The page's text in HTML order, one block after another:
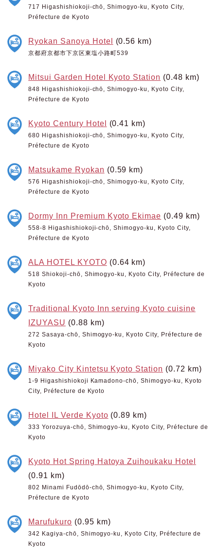
717 Higashishiokoji-chō, Shimogyo-ku, Kyoto City,
Préfecture de Kyoto
Ryokan Sanoya Hotel (0.56 km)
京都府京都市下京区東塩小路町539
Mitsui Garden Hotel Kyoto Station (0.48 km)
848 Higashishiokoji-chō, Shimogyo-ku, Kyoto City,
Préfecture de Kyoto
Kyoto Century Hotel (0.41 km)
680 Higashishiokoji-chō, Shimogyo-ku, Kyoto City,
Préfecture de Kyoto
Matsukame Ryokan (0.59 km)
576 Higashishiokoji-chō, Shimogyo-ku, Kyoto City,
Préfecture de Kyoto
Dormy Inn Premium Kyoto Ekimae (0.49 km)
558-8 Higashishiokoji-chō, Shimogyo-ku, Kyoto City,
Préfecture de Kyoto
ALA HOTEL KYOTO (0.64 km)
518 Shiokoji-chō, Shimogyo-ku, Kyoto City, Préfecture de
Kyoto
Traditional Kyoto Inn serving Kyoto cuisine
IZUYASU (0.88 km)
272 Sasaya-chō, Shimogyo-ku, Kyoto City, Préfecture de
Kyoto
Miyako City Kintetsu Kyoto Station (0.72 km)
1-9 Higashishiokoji Kamadono-chō, Shimogyo-ku, Kyoto
City, Préfecture de Kyoto
Hotel IL Verde Kyoto (0.89 km)
333 Yorozuya-chō, Shimogyo-ku, Kyoto City, Préfecture de
Kyoto
Kyoto Hot Spring Hatoya Zuihoukaku Hotel
(0.91 km)
802 Minami Fudōdō-chō, Shimogyo-ku, Kyoto City,
Préfecture de Kyoto
Marufukuro (0.95 km)
342 Kagiya-chō, Shimogyo-ku, Kyoto City, Préfecture de
Kyoto